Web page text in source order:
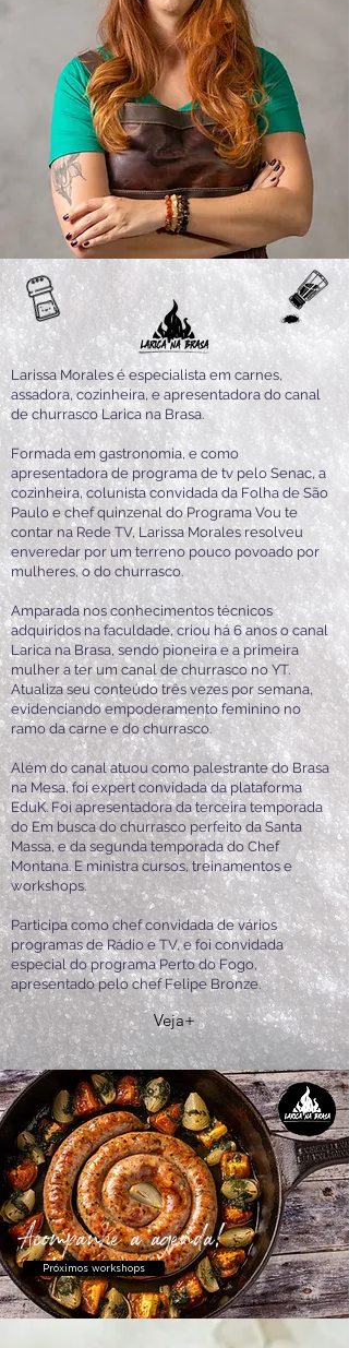
Larissa Morales é especialista em carnes,
assadora, cozinheira, e apresentadora do canal
de churrasco Larica na Brasa.
Formada em gastronomia, e como
apresentadora de programa de tv pelo Senac, a
cozinheira, colunista convidada da Folha de São
Paulo e chef quinzenal do Programa Vou te
contar na Rede TV, Larissa Morales resolveu
enveredar por um terreno pouco povoado por
mulheres, o do churrasco.
Amparada nos conhecimentos técnicos
adquiridos na faculdade, criou há 6 anos o canal
Larica na Brasa, sendo pioneira e a primeira
mulher a ter um canal de churrasco no YT.
Atualiza seu conteúdo três vezes por semana,
evidenciando empoderamento feminino no
ramo da carne e do churrasco.
Além do canal atuou como palestrante do Brasa
na Mesa, foi expert convidada da plataforma
EduK. Foi apresentadora da terceira temporada
do Em busca do churrasco perfeito da Santa
Massa, e da segunda temporada do Chef
Montana. E ministra cursos, treinamentos e
workshops.
Participa como chef convidada de vários
programas de Rádio e TV, e foi convidada
especial do programa Perto do Fogo,
apresentado pelo chef Felipe Bronze.
Veja+
Acompanhe a agenda!
Próximos workshops